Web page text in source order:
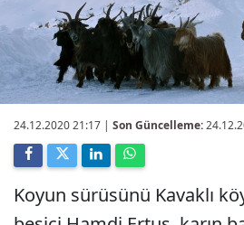
24.12.2020 21:17 | Son Güncelleme:
Koyun sürüsünü Kavaklı